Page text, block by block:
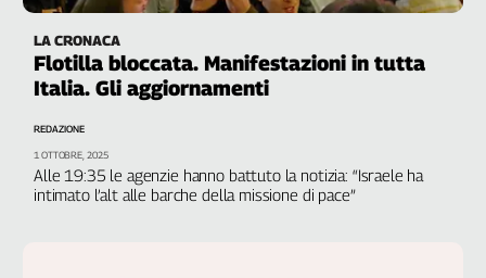
LA CRONACA
Flotilla bloccata. Manifestazioni in tutta
Italia. Gli aggiornamenti
Alle 19:35 le agenzie hanno battuto la notizia: “Israele ha
intimato l’alt alle barche della missione di pace”
REDAZIONE
1 OTTOBRE, 2025